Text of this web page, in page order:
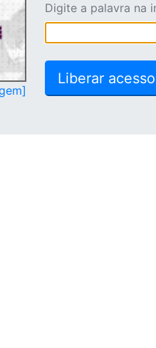
Digite a palavra na